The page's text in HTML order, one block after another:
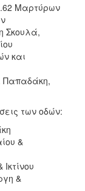
Μαρτύρων
Σκουλά,
και
Παπαδάκη,
των οδών:
&
&